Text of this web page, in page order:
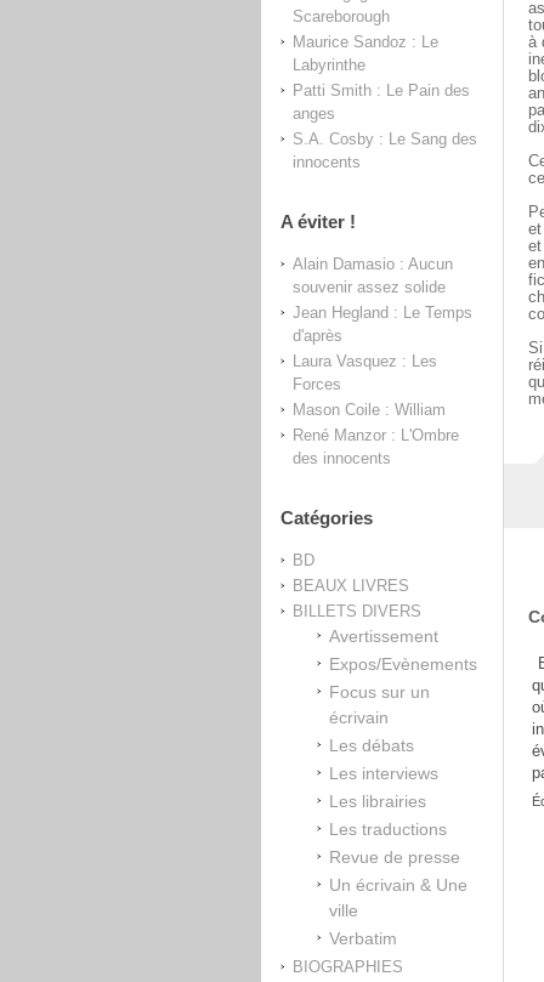
Scareborough
Maurice Sandoz : Le
Labyrinthe
Patti Smith : Le Pain des
anges
S.A. Cosby : Le Sang des
innocents
A éviter !
Alain Damasio : Aucun
souvenir assez solide
Jean Hegland : Le Temps
d'après
Laura Vasquez : Les
Forces
Mason Coile : William
René Manzor : L'Ombre
des innocents
Catégories
BD
BEAUX LIVRES
BILLETS DIVERS
Avertissement
Expos/Evènements
Focus sur un
écrivain
Les débats
Les interviews
Les librairies
Les traductions
Revue de presse
Un écrivain & Une
ville
Verbatim
BIOGRAPHIES
à
et